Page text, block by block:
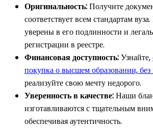
Оригинальность:Получите
соответствует всем стандартам
уверены в его подлинности и
регистрации в реестре.
Финансовая доступность:Узнайте,
покупка о высшем образовании,
реализуйте свою мечту недорого.
Уверенность в качестве:Наши
изготавливаются с тщательным
обеспечивая аутентичность.